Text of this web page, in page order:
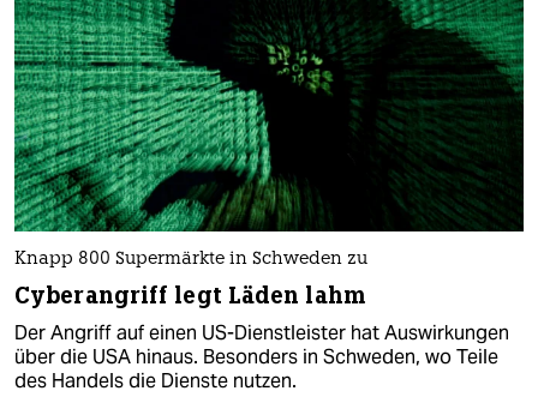
Knapp 800 Supermärkte in Schweden zu
Cyberangriff legt Läden lahm
Der Angriff auf einen US-Dienstleister hat Auswirkungen
über die USA hinaus. Besonders in Schweden, wo Teile
des Handels die Dienste nutzen.